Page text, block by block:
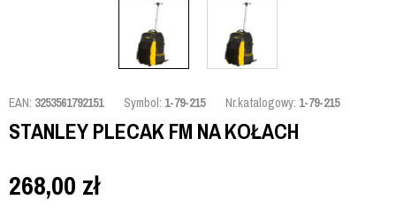
EAN: 3253561792151 Symbol: 1-79-215 Nr.katalogowy: 1-79-215
STANLEY PLECAK FM NA KOŁACH
268,00 zł